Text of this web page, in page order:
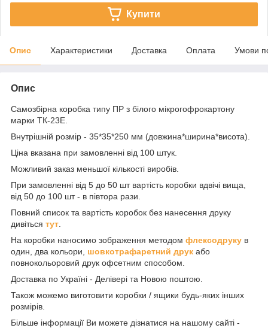
Купити
Опис Характеристики Доставка Оплата Умови
Опис
Самозбірна коробка типу ПР з білого мікрогофрокартону
марки ТК-23Е.
Внутрішній розмір - 35*35*250 мм (довжина*ширина*висота).
Ціна вказана при замовленні від 100 штук.
Можливий заказ меньшої кількості виробів.
При замовленні від 5 до 50 шт вартість коробки вдвічі вища,
від 50 до 100 шт - в півтора рази.
Повний список та вартість коробок без нанесення друку
дивіться тут
На коробки наносимо зображення методом флексодруку в
один, два кольори, шовкотрафаретний друк або
повнокольоровий друк офсетним способом.
Доставка по Україні - Делівері та Новою поштою.
Також можемо виготовити коробки / ящики будь-яких інших
розмірів.
Більше інформації Ви можете дізнатися на нашому сайті -